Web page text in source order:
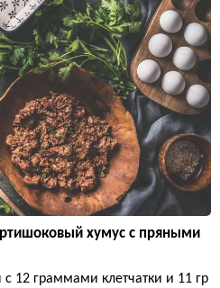
хумус с пряными
12 граммами клетчатки и 11 гр